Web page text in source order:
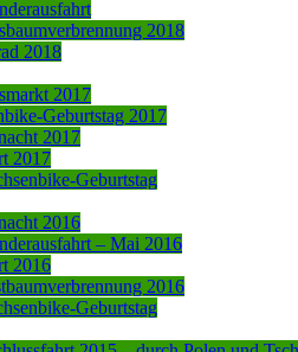
2018
2018
2017
Geburtstag 2017
2017
2017
Geburtstag
2016
– Mai 2016
2016
2016
Geburtstag